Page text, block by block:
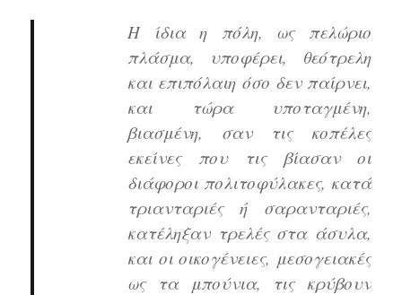
Η ίδια η πόλη, ως πελώριο
πλάσμα, υποφέρει, θεότρελη
και επιπόλαιη όσο δεν παίρνει,
και τώρα υποταγμένη,
βιασμένη, σαν τις κοπέλες
εκείνες που τις βίασαν οι
διάφοροι πολιτοφύλακες, κατά
τριανταριές ή σαρανταριές,
κατέληξαν τρελές στα άσυλα,
και οι οικογένειες, μεσογειακές
ως τα μπούνια, τις κρύβουν